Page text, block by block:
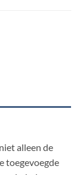
alleen de
toegevoegde